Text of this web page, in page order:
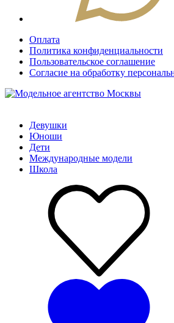
Оплата
Политика конфиденциальности
Пользовательское соглашение
Согласие на обработку
Девушки
Юноши
Дети
Международные модели
Школа